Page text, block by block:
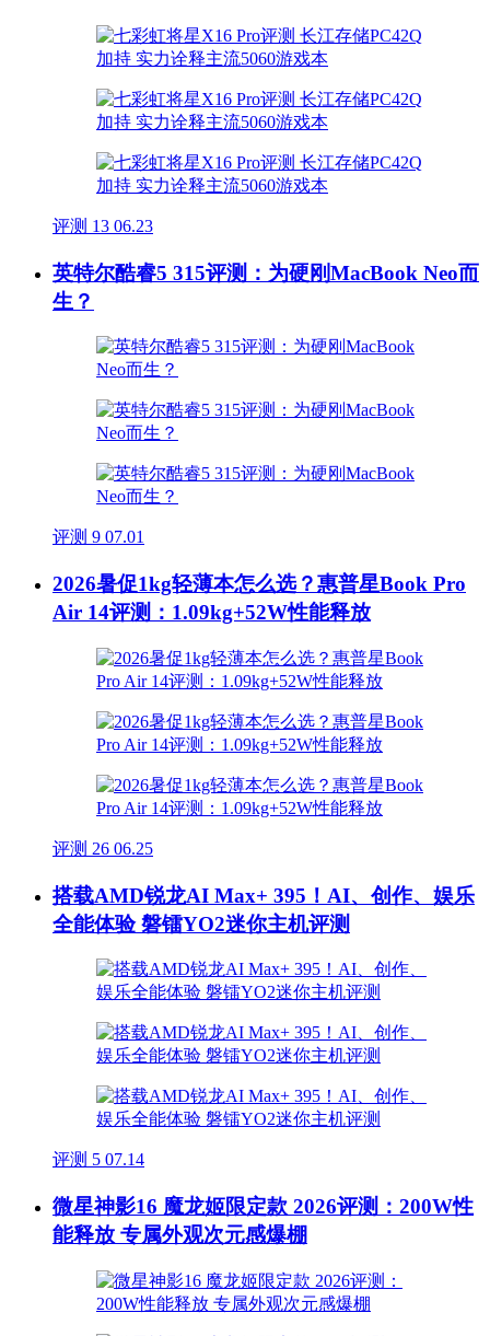
评测 13 06.23
英特尔酷睿5 315评测：为硬刚MacBook Neo而
生？
评测 9 07.01
2026暑促1kg轻薄本怎么选？惠普星Book Pro
Air 14评测：1.09kg+52W性能释放
评测 26 06.25
搭载AMD锐龙AI Max+ 395！AI、创作、娱乐
全能体验 磐镭YO2迷你主机评测
评测 5 07.14
微星神影16 魔龙姬限定款 2026评测：200W性
能释放 专属外观次元感爆棚